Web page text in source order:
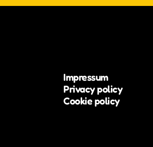
Impressum
Privacy policy
Cookie policy